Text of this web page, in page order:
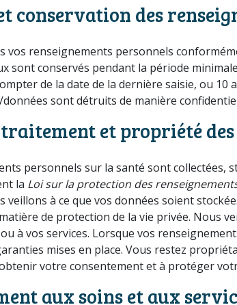
conservation des
vos renseignements personnels
sont conservés pendant la période
de la date de la dernière saisie, ou 10
sont détruits de manière
et propriété des
personnels sur la santé sont collectées,
la Loi sur la protection des
veillons à ce que vos données soient
de protection de la vie privée. Nous
à vos services. Lorsque vos
mises en place. Vous restez
votre consentement et à protéger
aux soins et aux